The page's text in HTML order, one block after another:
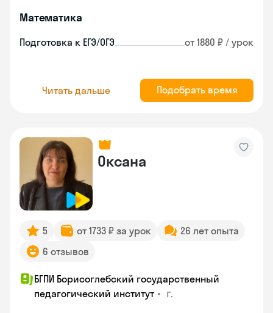
Математика
Подготовка к ЕГЭ/ОГЭ от 1880 ₽ / урок
Читать дальше Подобрать время
Оксана
5 от 1733 ₽ за урок
26 лет опыта
6 отзывов
БГПИ Борисоглебский государственный
педагогический институт • г.